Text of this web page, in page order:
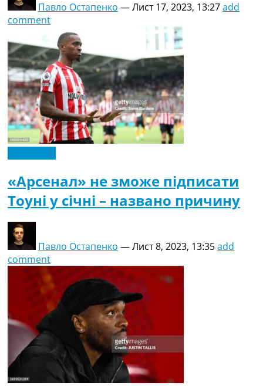
Павло Остапенко —Лист 17, 2023, 13:27add
comment
«Арсенал» не зможе підписати
Тоуні у січні – названо причину
Павло Остапенко —Лист 8, 2023, 13:35add
comment